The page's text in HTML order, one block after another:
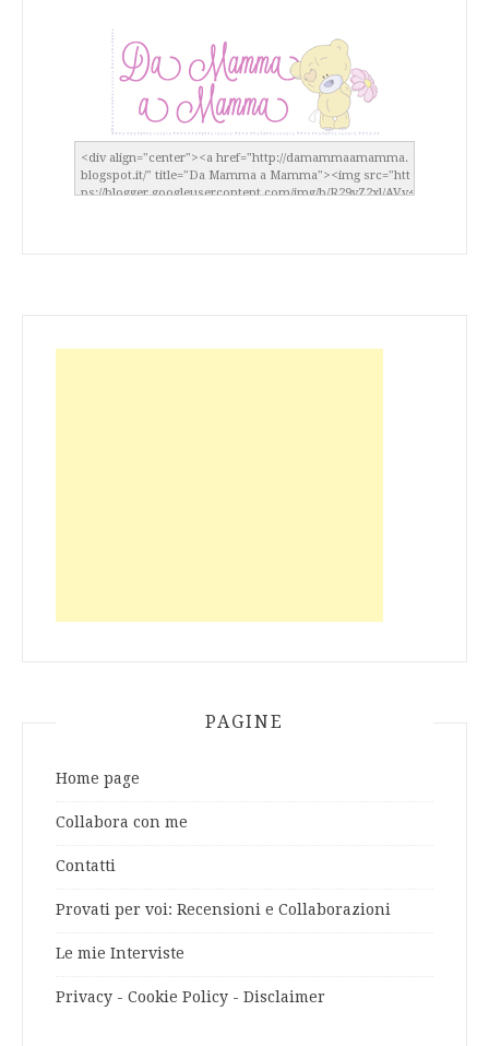
PAGINE
Home page
Collabora con me
Contatti
Provati per voi: Recensioni e Collaborazioni
Le mie Interviste
Privacy - Cookie Policy - Disclaimer